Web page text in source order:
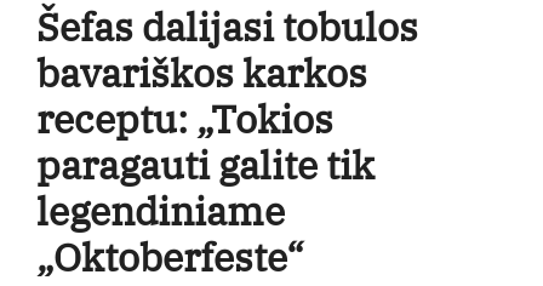
Šefas dalijasi tobulos
bavariškos karkos
receptu: „Tokios
paragauti galite tik
legendiniame
„Oktoberfeste“